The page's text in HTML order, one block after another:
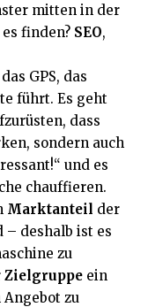
mitten in der
finden? SEO,
GPS, das
führt. Es geht
dass
sondern auch
und es
chauffieren.
Marktanteil der
– deshalb ist es
zu
Zielgruppe ein
zu